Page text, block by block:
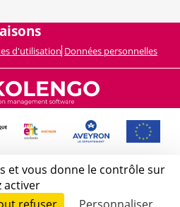
d'utilisation Données personnelles
et vous donne le contrôle sur
activer